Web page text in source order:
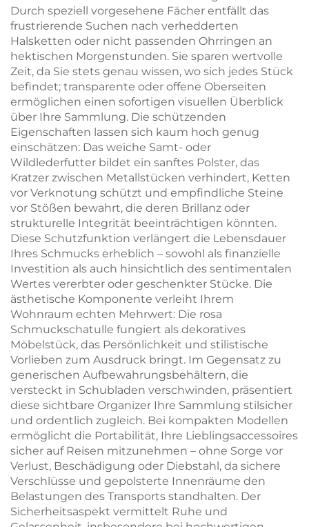
Armbändern
Durch speziell vorgesehene Fächer entfällt das
frustrierende Suchen nach verhedderten
Halsketten oder nicht passenden Ohrringen an
hektischen Morgenstunden. Sie sparen wertvolle
Zeit, da Sie stets genau wissen, wo sich jedes Stück
befindet; transparente oder offene Oberseiten
ermöglichen einen sofortigen visuellen Überblick
über Ihre Sammlung. Die schützenden
Eigenschaften lassen sich kaum hoch genug
einschätzen: Das weiche Samt- oder
Wildlederfutter bildet ein sanftes Polster, das
Kratzer zwischen Metallstücken verhindert, Ketten
vor Verknotung schützt und empfindliche Steine
vor Stößen bewahrt, die deren Brillanz oder
strukturelle Integrität beeinträchtigen könnten.
Diese Schutzfunktion verlängert die Lebensdauer
Ihres Schmucks erheblich – sowohl als finanzielle
Investition als auch hinsichtlich des sentimentalen
Wertes vererbter oder geschenkter Stücke. Die
ästhetische Komponente verleiht Ihrem
Wohnraum echten Mehrwert: Die rosa
Schmuckschatulle fungiert als dekoratives
Möbelstück, das Persönlichkeit und stilistische
Vorlieben zum Ausdruck bringt. Im Gegensatz zu
generischen Aufbewahrungsbehältern, die
versteckt in Schubladen verschwinden, präsentiert
diese sichtbare Organizer Ihre Sammlung stilsicher
und ordentlich zugleich. Bei kompakten Modellen
ermöglicht die Portabilität, Ihre Lieblingsaccessoires
sicher auf Reisen mitzunehmen – ohne Sorge vor
Verlust, Beschädigung oder Diebstahl, da sichere
Verschlüsse und gepolsterte Innenräume den
Belastungen des Transports standhalten. Der
Sicherheitsaspekt vermittelt Ruhe und